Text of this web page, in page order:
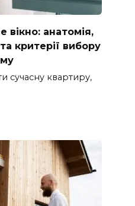
вікно: анатомія,
критерії вибору
сучасну квартиру,